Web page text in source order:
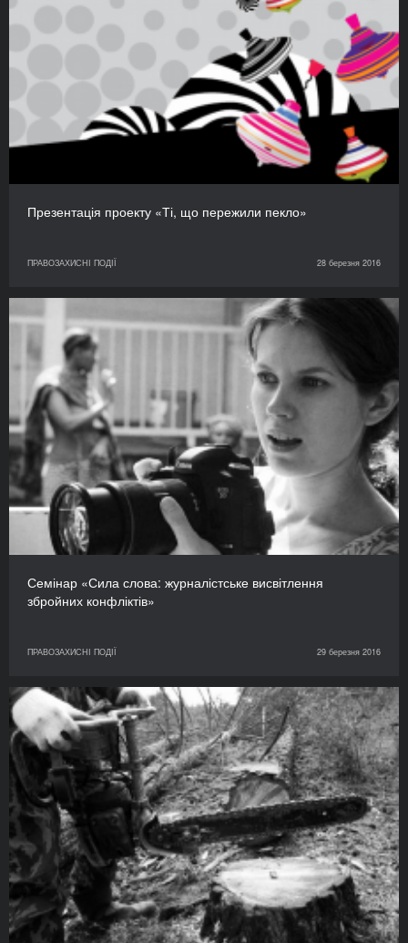
Презентація проекту «Ті, що пережили пекло»
ПРАВОЗАХИСНІ ПОДІЇ 28 березня 2016
Семінар «Сила слова: журналістське висвітлення
збройних конфліктів»
ПРАВОЗАХИСНІ ПОДІЇ 29 березня 2016